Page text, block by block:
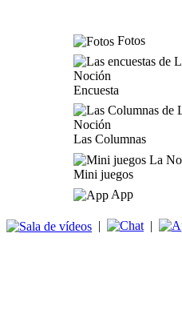
Fotos
Encuesta
Las Columnas
Mini juegos
App
| |